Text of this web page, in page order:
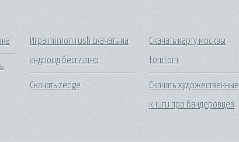
Игра minion rush скачать на
андроид бесплатно
Скачать zedge
Скачать карту москвы
tomtom
Скачать художественные
книги про бандеровцев